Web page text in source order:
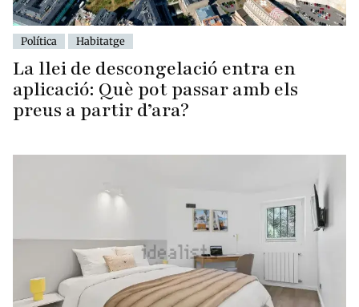
Política Habitatge
La llei de descongelació entra en
aplicació: Què pot passar amb els
preus a partir d’ara?